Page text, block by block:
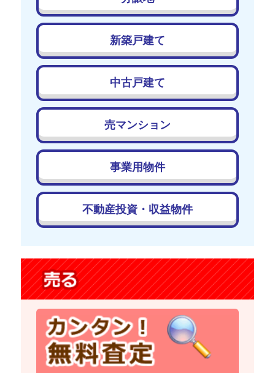
新築戸建て
中古戸建て
売マンション
事業用物件
不動産投資・収益物件